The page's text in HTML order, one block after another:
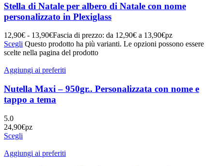
Stella di Natale per albero di Natale con nome
personalizzato in Plexiglass
12,90€ - 13,90€Fascia di prezzo: da 12,90€ a 13,90€pz
Scegli Questo prodotto ha più varianti. Le opzioni possono essere
scelte nella pagina del prodotto
Aggiungi ai preferiti
Nutella Maxi – 950gr.. Personalizzata con nome e
tappo a tema
5.0
24,90€pz
Scegli
Aggiungi ai preferiti